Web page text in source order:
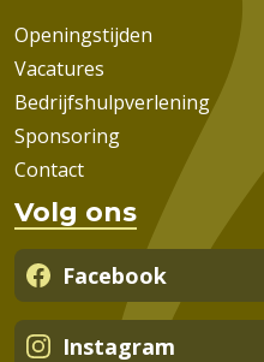
Openingstijden
Vacatures
Bedrijfshulpverlening
Sponsoring
Contact
Volg ons
Facebook
Instagram